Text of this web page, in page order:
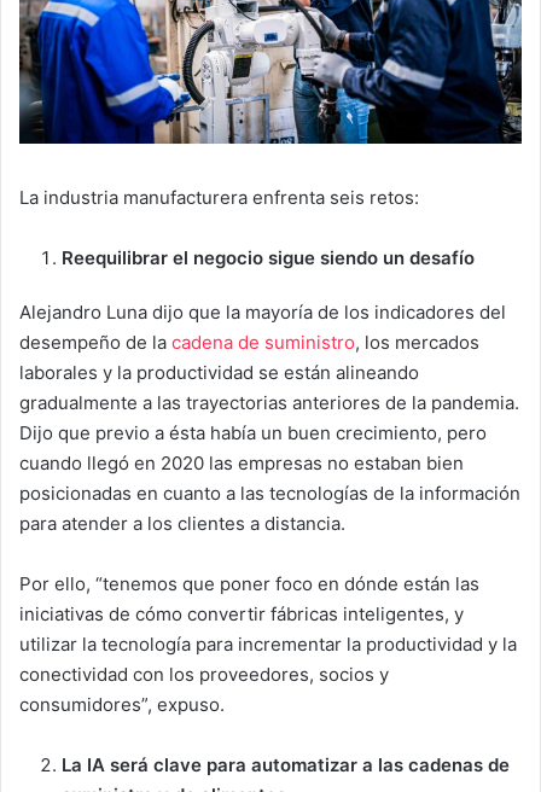
La industria manufacturera enfrenta seis retos:
Reequilibrar el negocio sigue siendo un desafío
Alejandro Luna dijo que la mayoría de los indicadores del
desempeño de la cadena de suministro, los mercados
laborales y la productividad se están alineando
gradualmente a las trayectorias anteriores de la pandemia.
Dijo que previo a ésta había un buen crecimiento, pero
cuando llegó en 2020 las empresas no estaban bien
posicionadas en cuanto a las tecnologías de la información
para atender a los clientes a distancia.
Por ello, “tenemos que poner foco en dónde están las
iniciativas de cómo convertir fábricas inteligentes, y
utilizar la tecnología para incrementar la productividad y la
conectividad con los proveedores, socios y
consumidores”, expuso.
La IA será clave para automatizar a las cadenas de